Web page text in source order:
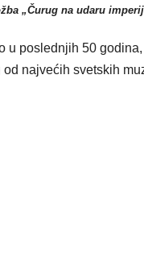
„Čurug na udaru
u poslednjih 50
od najvećih svetskih